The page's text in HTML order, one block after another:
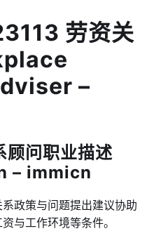
劳资关
–
问职业描述
– immicn
政策与问题提出建议协助
与工作环境等条件。